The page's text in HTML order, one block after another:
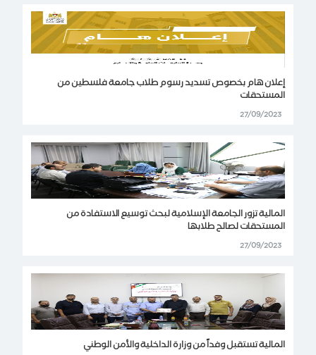
إعلان هام بخصوص تسديد رسوم طلاب جامعة فلسطين من
المستحقات
27/09/2023
المالية تزور الجامعة الإسلامية لبحث توسيع الاستفادة من
المستحقات لصالح طلابها
27/09/2023
المالية تستقبل وفداً من وزارة الداخلية والأمن الوطني